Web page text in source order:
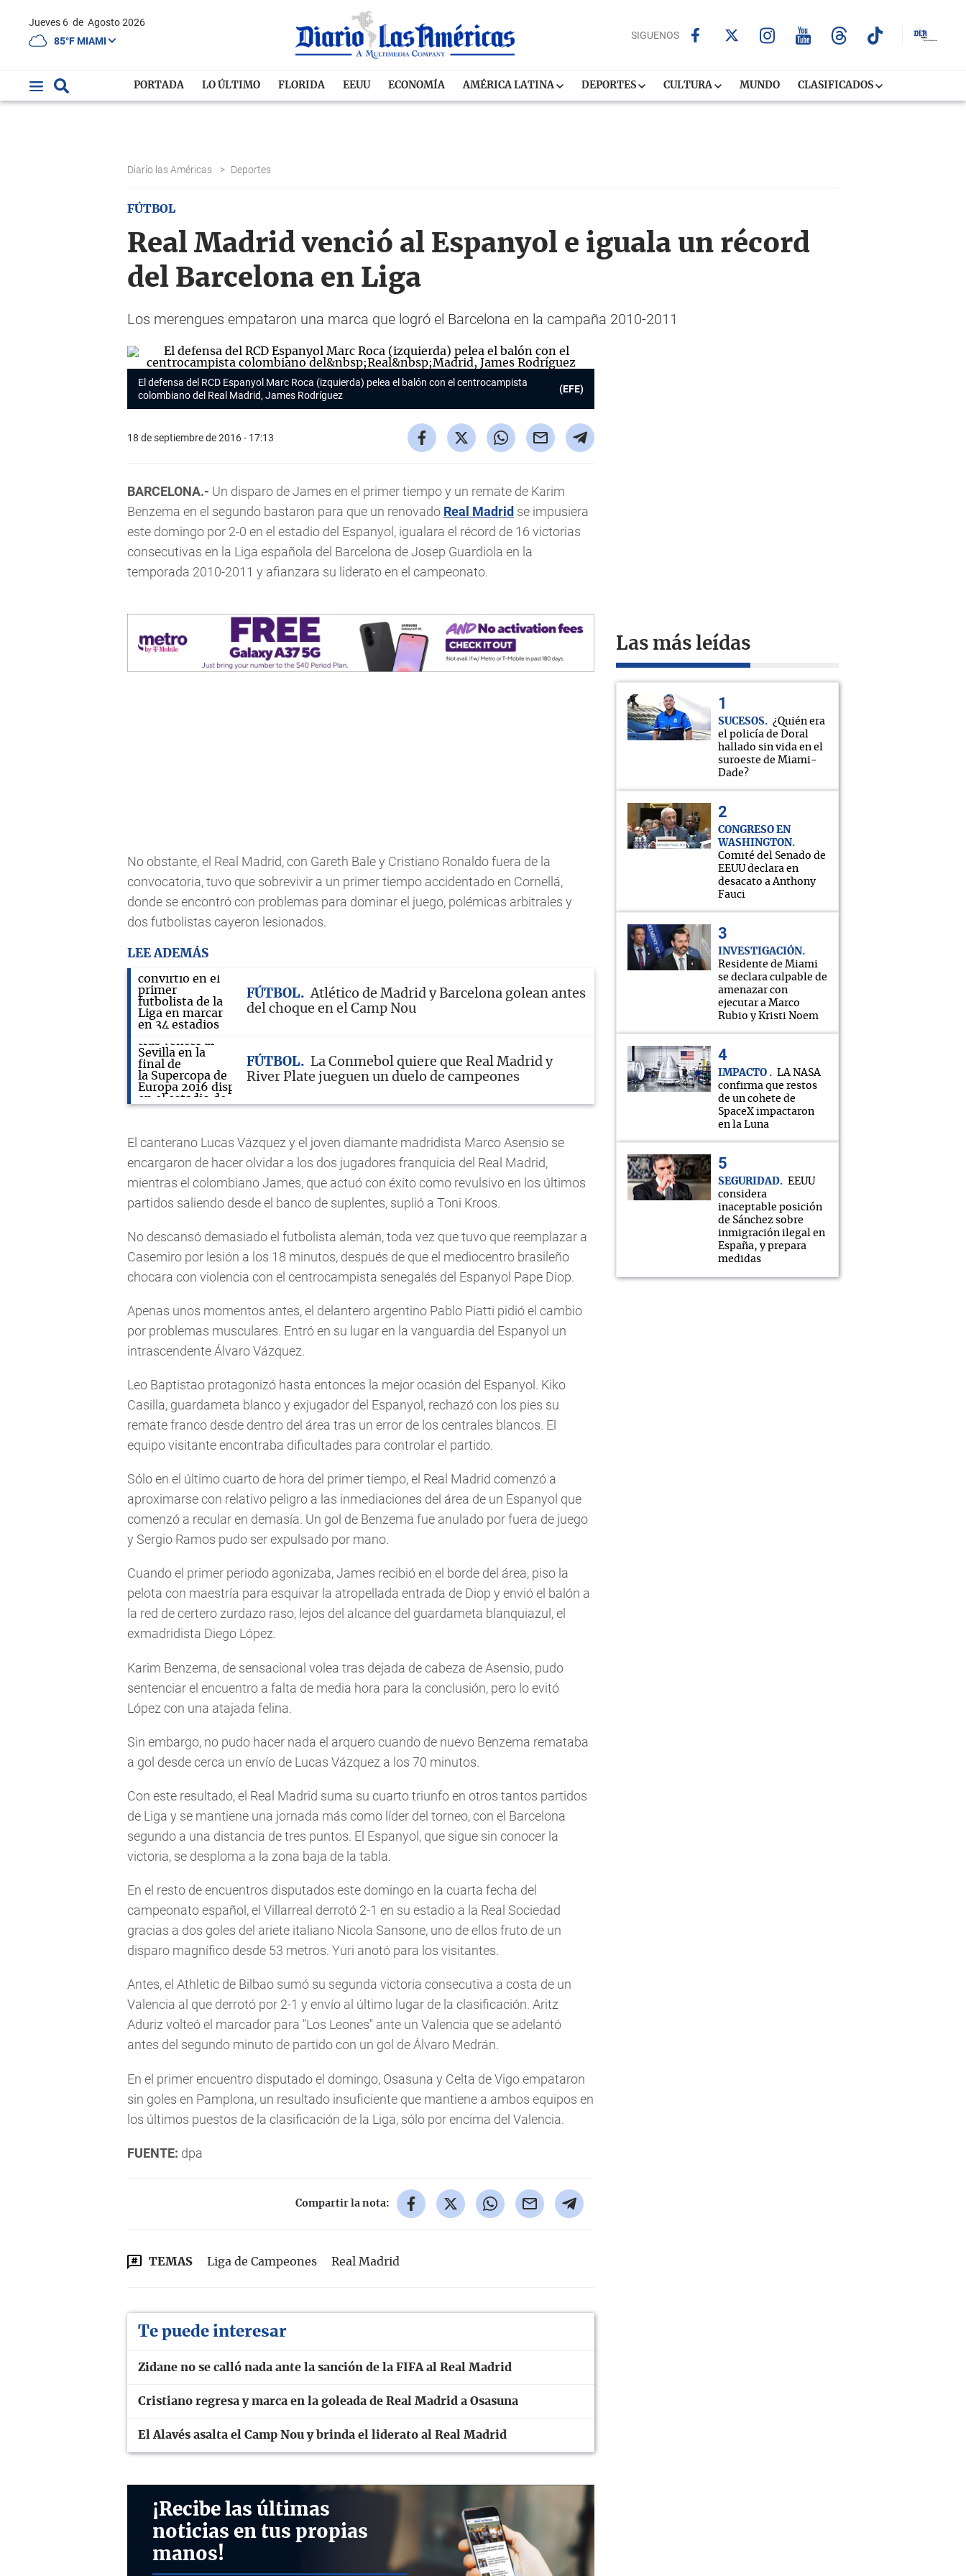
Jueves 6 de Agosto 2026
85°F MIAMI
SIGUENOS
PORTADA LO ÚLTIMO FLORIDA EEUU ECONOMÍA AMÉRICA LATINA DEPORTES CULTURA MUNDO CLASIFICADOS
Diario las Américas > Deportes
FÚTBOL
Real Madrid venció al Espanyol e iguala un récord
del Barcelona en Liga
Los merengues empataron una marca que logró el Barcelona en la campaña 2010-2011
El defensa del RCD Espanyol Marc Roca (izquierda) pelea el balón con el centrocampista
colombiano del Real Madrid, James Rodríguez
(EFE)
18 de septiembre de 2016 - 17:13
BARCELONA.- Un disparo de James en el primer tiempo y un remate de Karim
Benzema en el segundo bastaron para que un renovado Real Madrid se impusiera
este domingo por 2-0 en el estadio del Espanyol, igualara el récord de 16 victorias
consecutivas en la Liga española del Barcelona de Josep Guardiola en la
temporada 2010-2011 y afianzara su liderato en el campeonato.
No obstante, el Real Madrid, con Gareth Bale y Cristiano Ronaldo fuera de la
convocatoria, tuvo que sobrevivir a un primer tiempo accidentado en Cornellá,
donde se encontró con problemas para dominar el juego, polémicas arbitrales y
dos futbolistas cayeron lesionados.
LEE ADEMÁS
FÚTBOL
Atlético de Madrid y Barcelona golean antes
del choque en el Camp Nou
FÚTBOL
La Conmebol quiere que Real Madrid y
River Plate jueguen un duelo de campeones
El canterano Lucas Vázquez y el joven diamante madridista Marco Asensio se
encargaron de hacer olvidar a los dos jugadores franquicia del Real Madrid,
mientras el colombiano James, que actuó con éxito como revulsivo en los últimos
partidos saliendo desde el banco de suplentes, suplió a Toni Kroos.
No descansó demasiado el futbolista alemán, toda vez que tuvo que reemplazar a
Casemiro por lesión a los 18 minutos, después de que el mediocentro brasileño
chocara con violencia con el centrocampista senegalés del Espanyol Pape Diop.
Apenas unos momentos antes, el delantero argentino Pablo Piatti pidió el cambio
por problemas musculares. Entró en su lugar en la vanguardia del Espanyol un
intrascendente Álvaro Vázquez.
Leo Baptistao protagonizó hasta entonces la mejor ocasión del Espanyol. Kiko
Casilla, guardameta blanco y exjugador del Espanyol, rechazó con los pies su
remate franco desde dentro del área tras un error de los centrales blancos. El
equipo visitante encontraba dificultades para controlar el partido.
Sólo en el último cuarto de hora del primer tiempo, el Real Madrid comenzó a
aproximarse con relativo peligro a las inmediaciones del área de un Espanyol que
comenzó a recular en demasía. Un gol de Benzema fue anulado por fuera de juego
y Sergio Ramos pudo ser expulsado por mano.
Cuando el primer periodo agonizaba, James recibió en el borde del área, piso la
pelota con maestría para esquivar la atropellada entrada de Diop y envió el balón a
la red de certero zurdazo raso, lejos del alcance del guardameta blanquiazul, el
exmadridista Diego López.
Karim Benzema, de sensacional volea tras dejada de cabeza de Asensio, pudo
sentenciar el encuentro a falta de media hora para la conclusión, pero lo evitó
López con una atajada felina.
Sin embargo, no pudo hacer nada el arquero cuando de nuevo Benzema remataba
a gol desde cerca un envío de Lucas Vázquez a los 70 minutos.
Con este resultado, el Real Madrid suma su cuarto triunfo en otros tantos partidos
de Liga y se mantiene una jornada más como líder del torneo, con el Barcelona
segundo a una distancia de tres puntos. El Espanyol, que sigue sin conocer la
victoria, se desploma a la zona baja de la tabla.
En el resto de encuentros disputados este domingo en la cuarta fecha del
campeonato español, el Villarreal derrotó 2-1 en su estadio a la Real Sociedad
gracias a dos goles del ariete italiano Nicola Sansone, uno de ellos fruto de un
disparo magnífico desde 53 metros. Yuri anotó para los visitantes.
Antes, el Athletic de Bilbao sumó su segunda victoria consecutiva a costa de un
Valencia al que derrotó por 2-1 y envío al último lugar de la clasificación. Aritz
Aduriz volteó el marcador para "Los Leones" ante un Valencia que se adelantó
antes del segundo minuto de partido con un gol de Álvaro Medrán.
En el primer encuentro disputado el domingo, Osasuna y Celta de Vigo empataron
sin goles en Pamplona, un resultado insuficiente que mantiene a ambos equipos en
los últimos puestos de la clasificación de la Liga, sólo por encima del Valencia.
FUENTE: dpa
Compartir la nota:
TEMAS Liga de Campeones Real Madrid
Te puede interesar
Zidane no se calló nada ante la sanción de la FIFA al Real Madrid
Cristiano regresa y marca en la goleada de Real Madrid a Osasuna
El Alavés asalta el Camp Nou y brinda el liderato al Real Madrid
¡Recibe las últimas
noticias en tus propias
manos!
Las más leídas
SUCESOS
¿Quién era
el policía de Doral
hallado sin vida en el
suroeste de Miami-
Dade?
CONGRESO EN
WASHINGTON
Comité del Senado de
EEUU declara en
desacato a Anthony
Fauci
INVESTIGACIÓN
Residente de Miami
se declara culpable de
amenazar con
ejecutar a Marco
Rubio y Kristi Noem
IMPACTO
LA NASA
confirma que restos
de un cohete de
SpaceX impactaron
en la Luna
SEGURIDAD
EEUU
considera
inaceptable posición
de Sánchez sobre
inmigración ilegal en
España, y prepara
medidas